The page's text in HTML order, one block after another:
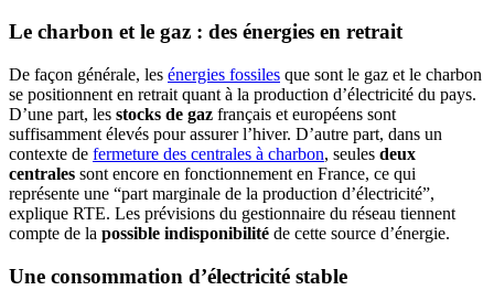
Le charbon et le gaz : des énergies en retrait
De façon générale, les énergies fossiles que sont le gaz et le charbon
se positionnent en retrait quant à la production d’électricité du pays.
D’une part, les stocks de gaz français et européens sont
suffisamment élevés pour assurer l’hiver. D’autre part, dans un
contexte de fermeture des centrales à charbon, seules deux
centrales sont encore en fonctionnement en France, ce qui
représente une “part marginale de la production d’électricité”,
explique RTE. Les prévisions du gestionnaire du réseau tiennent
compte de la possible indisponibilité de cette source d’énergie.
Une consommation d’électricité stable